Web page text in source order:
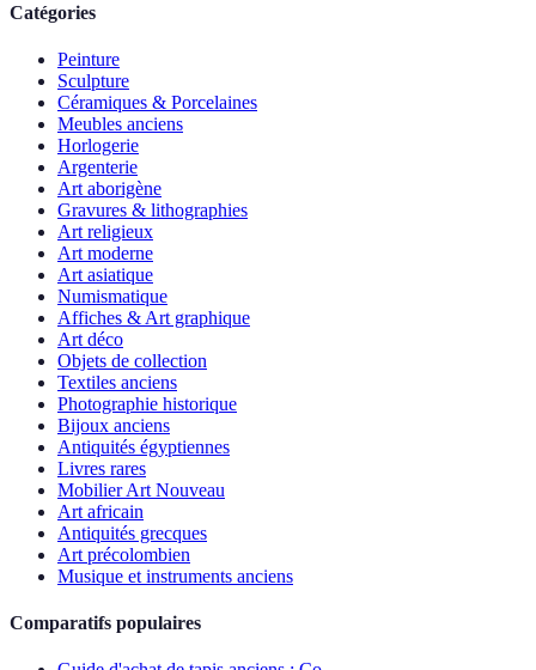
Catégories
Peinture
Sculpture
Céramiques & Porcelaines
Meubles anciens
Horlogerie
Argenterie
Art aborigène
Gravures & lithographies
Art religieux
Art moderne
Art asiatique
Numismatique
Affiches & Art graphique
Art déco
Objets de collection
Textiles anciens
Photographie historique
Bijoux anciens
Antiquités égyptiennes
Livres rares
Mobilier Art Nouveau
Art africain
Antiquités grecques
Art précolombien
Musique et instruments anciens
Comparatifs populaires